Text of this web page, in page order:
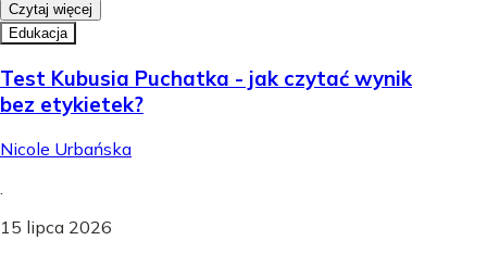
Czytaj więcej
Edukacja
Test Kubusia Puchatka - jak czytać wynik
bez etykietek?
Nicole Urbańska
15 lipca 2026